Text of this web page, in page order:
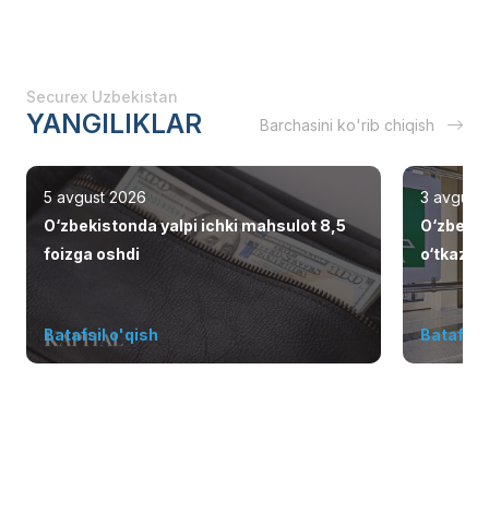
Securex Uzbekistan
YANGILIKLAR Barchasini ko'rib chiqish
5 avgust 2026
O‘zbekistonda yalpi ichki mahsulot 8,5
foizga oshdi
Batafsil o'qish
3 avgust
Batafsil